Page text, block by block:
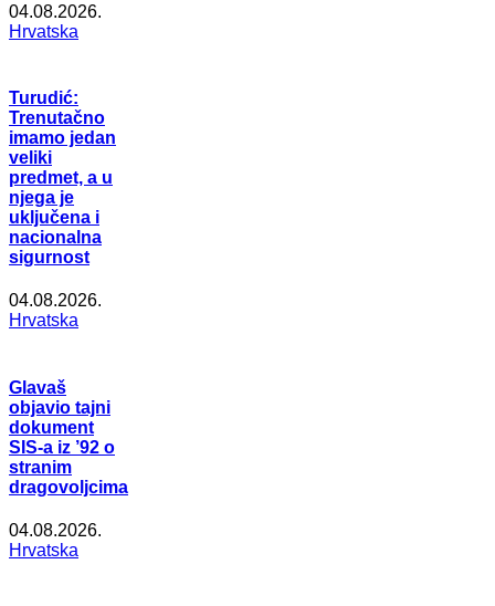
04.08.2026.
Hrvatska
Turudić:
Trenutačno
imamo jedan
veliki
predmet, a u
njega je
uključena i
nacionalna
sigurnost
04.08.2026.
Hrvatska
Glavaš
objavio tajni
dokument
SIS-a iz ’92 o
stranim
dragovoljcima
04.08.2026.
Hrvatska